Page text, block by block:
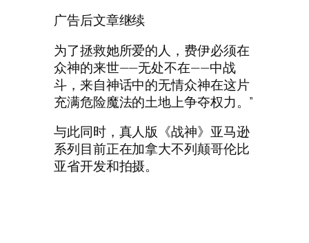
广告后文章继续
为了拯救她所爱的人，费伊必须在
众神的来世——无处不在——中战
斗，来自神话中的无情众神在这片
充满危险魔法的土地上争夺权力。”
与此同时，真人版《战神》亚马逊
系列目前正在加拿大不列颠哥伦比
亚省开发和拍摄。